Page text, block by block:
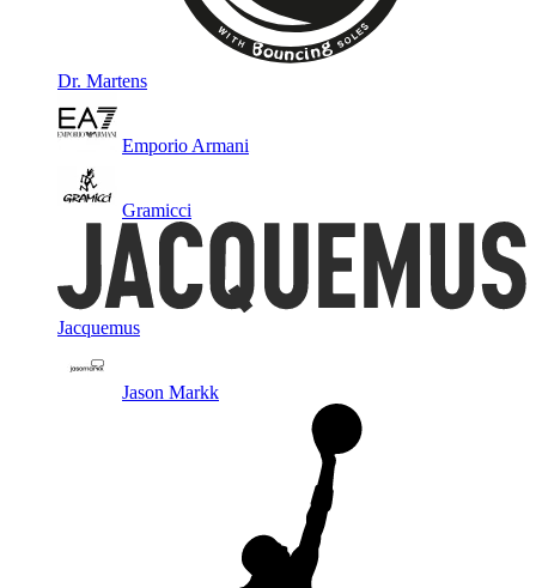
Dr. Martens
Emporio Armani
Gramicci
Jacquemus
Jason Markk